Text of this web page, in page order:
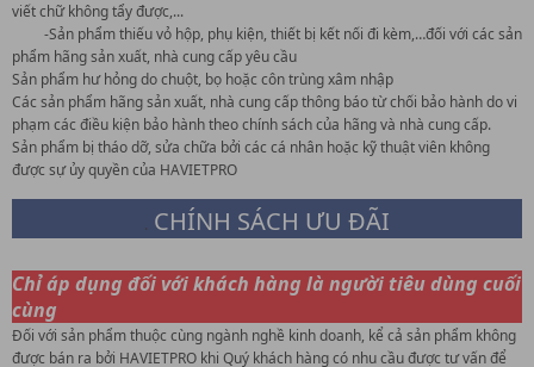
viết chữ không tẩy được,...
-Sản phẩm thiếu vỏ hộp, phụ kiện, thiết bị kết nối đi kèm,…đối với các sản
phẩm hãng sản xuất, nhà cung cấp yêu cầu
Sản phẩm hư hỏng do chuột, bọ hoặc côn trùng xâm nhập
Các sản phẩm hãng sản xuất, nhà cung cấp thông báo từ chối bảo hành do vi
phạm các điều kiện bảo hành theo chính sách của hãng và nhà cung cấp.
Sản phẩm bị tháo dỡ, sửa chữa bởi các cá nhân hoặc kỹ thuật viên không
được sự ủy quyền của HAVIETPRO
. CHÍNH SÁCH ƯU ĐÃI
Chỉ áp dụng đối với khách hàng là người tiêu dùng cuối
cùng
Đối với sản phẩm thuộc cùng ngành nghề kinh doanh, kể cả sản phẩm không
được bán ra bởi HAVIETPRO khi Quý khách hàng có nhu cầu được tư vấn để